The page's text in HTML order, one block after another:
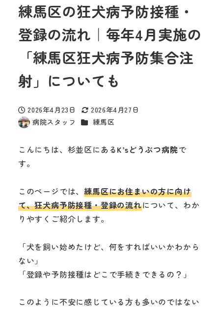
練馬区の狂犬病予防接種・
登録の流れ｜毎年4月実施の
「練馬区狂犬病予防集合注
射」についても
投稿日
2026年4月23日
更新日
2026年4月27日
著
病院スタッフ カテゴリー
練馬区
こんにちは、杉並区にあるK’sどうぶつ病院で
す。
このページでは、練馬区にお住まいの方に向け
て、狂犬病予防接種・登録の流れについて、わか
りやすくご紹介します。
「犬を飼い始めたけど、何をすればいいかわから
ない」
「登録や予防接種はどこで手続きできるの？」
このように不安に感じている方も多いのではない